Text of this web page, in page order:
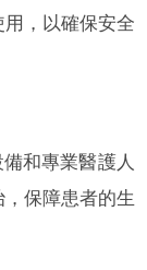
，以確保安全
和專業醫護人
保障患者的生